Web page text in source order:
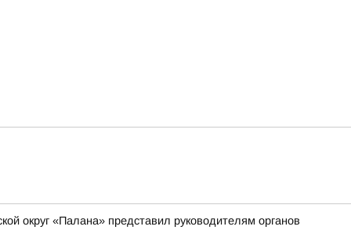
округ «Палана» представил руководителям органов